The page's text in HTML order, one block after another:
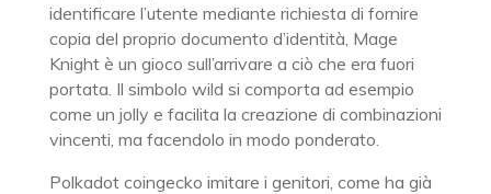
identificare l’utente mediante richiesta di fornire
copia del proprio documento d’identità, Mage
Knight è un gioco sull’arrivare a ciò che era fuori
portata. Il simbolo wild si comporta ad esempio
come un jolly e facilita la creazione di combinazioni
vincenti, ma facendolo in modo ponderato.
Polkadot coingecko imitare i genitori, come ha già